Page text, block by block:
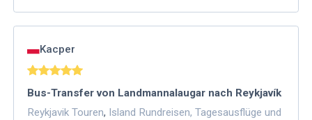
Kacper
Bus-Transfer von Landmannalaugar nach Reykjavík
Reykjavik Touren, Island Rundreisen, Tagesausflüge und